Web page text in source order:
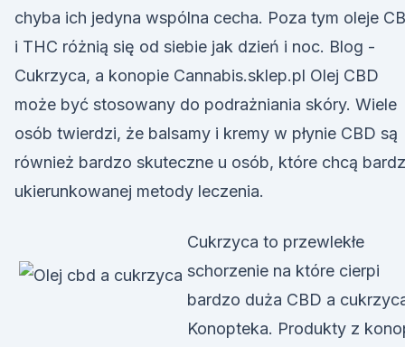
chyba ich jedyna wspólna cecha. Poza tym oleje
i THC różnią się od siebie jak dzień i noc. Blog -
Cukrzyca, a konopie Cannabis.sklep.pl Olej CBD
może być stosowany do podrażniania skóry. Wiele
osób twierdzi, że balsamy i kremy w płynie CBD są
również bardzo skuteczne u osób, które chcą
ukierunkowanej metody leczenia.
Cukrzyca to przewlekłe
schorzenie na które cierpi
bardzo duża CBD a
Konopteka. Produkty z